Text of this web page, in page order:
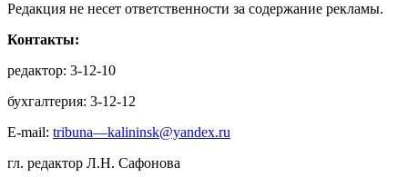
Редакция не несет ответственности за содержание рекламы.
Контакты:
редактор: 3-12-10
бухгалтерия: 3-12-12
E-mail: tribuna—kalininsk@yandex.ru
гл. редактор Л.Н. Сафонова